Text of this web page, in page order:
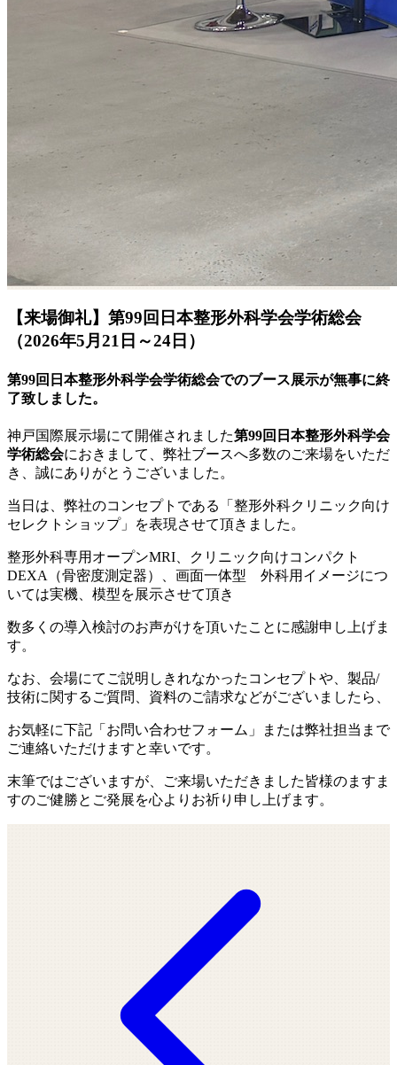
【来場御礼】第99回日本整形外科学会学術総会
（2026年5月21日～24日）
第99回日本整形外科学会学術総会でのブース展示が無事に終
了致しました。
神戸国際展示場にて開催されました第99回日本整形外科学会
学術総会におきまして、弊社ブースへ多数のご来場をいただ
き、誠にありがとうございました。
当日は、弊社のコンセプトである「整形外科クリニック向け
セレクトショップ」を表現させて頂きました。
整形外科専用オープンMRI、クリニック向けコンパクト
DEXA（骨密度測定器）、画面一体型 外科用イメージにつ
いては実機、模型を展示させて頂き
数多くの導入検討のお声がけを頂いたことに感謝申し上げま
す。
なお、会場にてご説明しきれなかったコンセプトや、製品/
技術に関するご質問、資料のご請求などがございましたら、
お気軽に下記「お問い合わせフォーム」または弊社担当まで
ご連絡いただけますと幸いです。
末筆ではございますが、ご来場いただきました皆様のますま
すのご健勝とご発展を心よりお祈り申し上げます。